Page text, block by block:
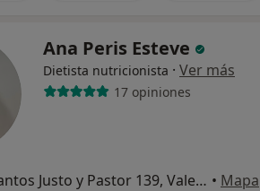
Ana Peris Esteve
Dietista nutricionista · Ver más
17 opiniones
C. de los Santos Justo y Pastor 139, Valencia • Mapa